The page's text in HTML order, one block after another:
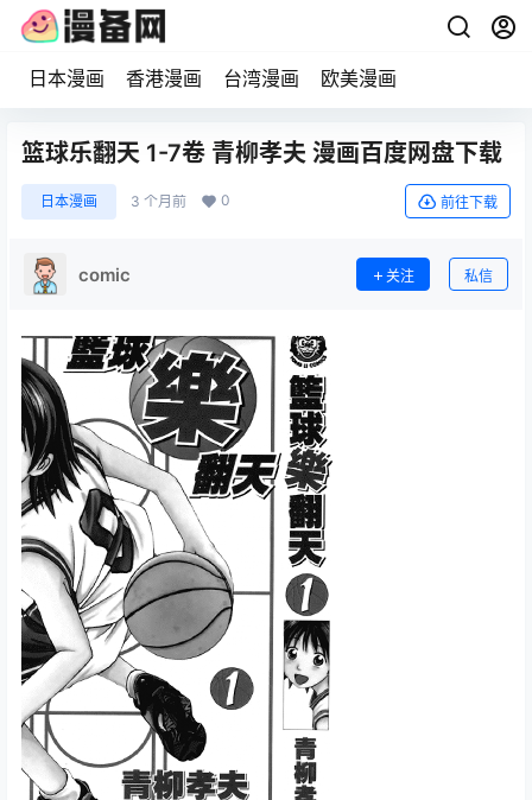
日本漫画 香港漫画 台湾漫画 欧美漫画
篮球乐翻天 1-7卷 青柳孝夫 漫画百度网盘下载
日本漫画 3 个月前 0 前往下载
comic 关注 私信